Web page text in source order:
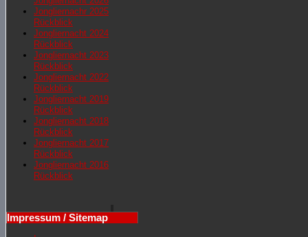
Jongliernachr 2025
Rückblick
Jongliernacht 2024
Rückblick
Jongliernacht 2023
Rückblick
Jongliernacht 2022
Rückblick
Jongliernacht 2019
Rückblick
Jongliernacht 2018
Rückblick
Jongliernacht 2017
Rückblick
Jongliernacht 2016
Rückblick
Impressum / Sitemap